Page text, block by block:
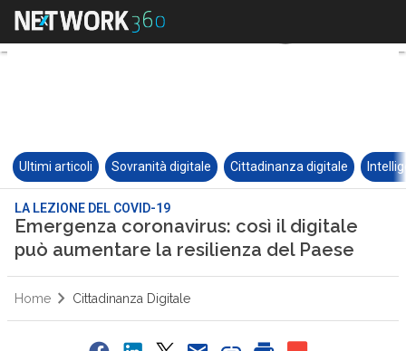
Ultimi articoli Sovranità digitale Cittadinanza digitale
LA LEZIONE DEL COVID-19
Emergenza coronavirus: così il digitale
può aumentare la resilienza del Paese
Home Cittadinanza Digitale